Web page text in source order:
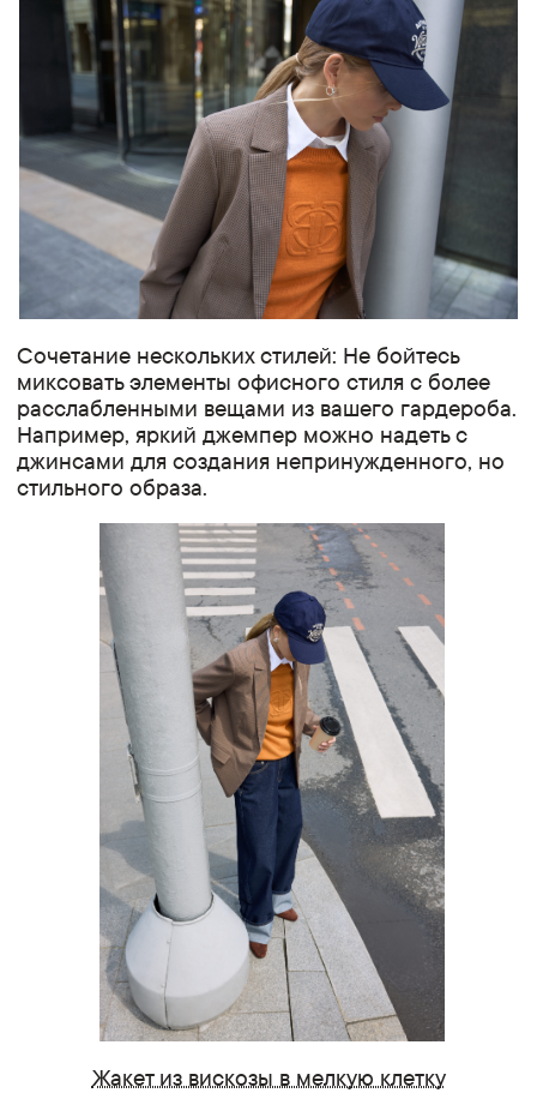
Сочетание нескольких стилей: Не бойтесь
миксовать элементы офисного стиля с более
расслабленными вещами из вашего гардероба.
Например, яркий джемпер можно надеть с
джинсами для создания непринужденного, но
стильного образа.
Жакет из вискозы в мелкую клетку